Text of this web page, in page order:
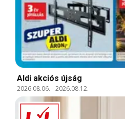
Aldi akciós újság
2026.08.06. -2026.08.12.